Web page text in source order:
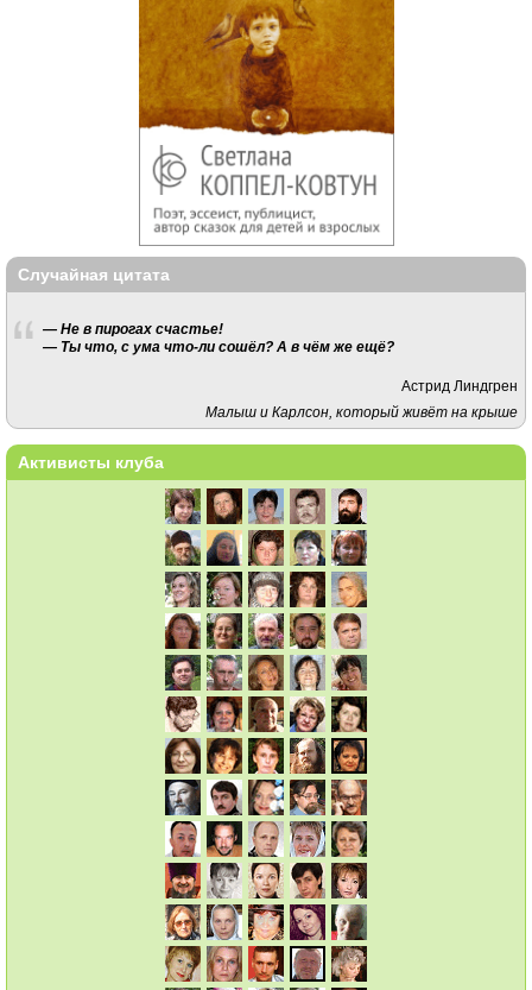
Случайная цитата
— Не в пирогах счастье!
— Ты что, с ума что-ли сошёл? А в чём же ещё?
Астрид Линдгрен
Малыш и Карлсон, который живёт на крыше
Активисты клуба